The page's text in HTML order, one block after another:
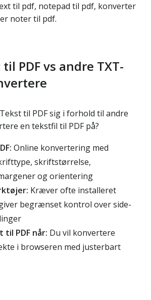
til pdf, notepad til pdf, konverter
noter til pdf.
PDF vs andre TXT-
til PDF sig i forhold til andre
en tekstfil til PDF på?
Online konvertering med
skriftstørrelse,
og orientering
Kræver ofte installeret
begrænset kontrol over side-
til PDF når: Du vil konvertere
i browseren med justerbart